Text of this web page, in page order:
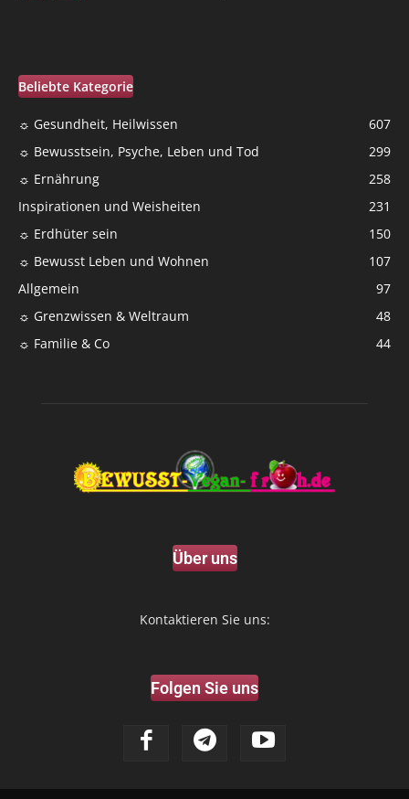
Beliebte Kategorie
☼ Gesundheit, Heilwissen
607
☼ Bewusstsein, Psyche, Leben und Tod
299
☼ Ernährung
258
Inspirationen und Weisheiten
231
☼ Erdhüter sein
150
☼ Bewusst Leben und Wohnen
107
Allgemein
97
☼ Grenzwissen & Weltraum
48
☼ Familie & Co
44
Über uns
Kontaktieren Sie uns:
Folgen Sie uns